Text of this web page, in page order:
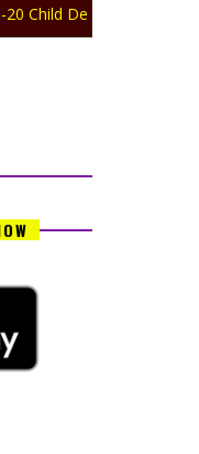
and
ಅಪ್ಡೇಟ್ಸ್